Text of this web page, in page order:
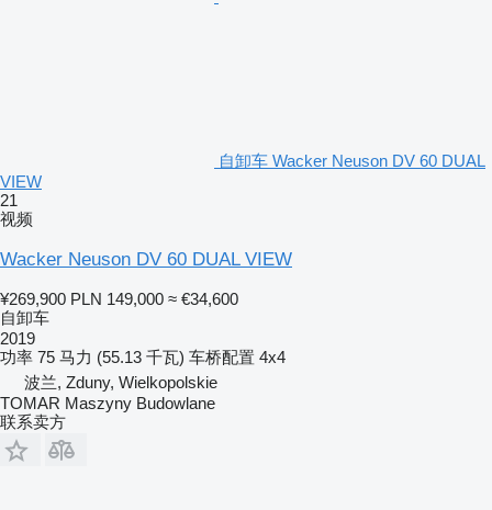
自卸车 Wacker Neuson DV 60 DUAL
VIEW
21
视频
Wacker Neuson DV 60 DUAL VIEW
¥269,900 PLN 149,000 ≈ €34,600
自卸车
2019
功率 75 马力 (55.13 千瓦) 车桥配置 4x4
波兰, Zduny, Wielkopolskie
TOMAR Maszyny Budowlane
联系卖方